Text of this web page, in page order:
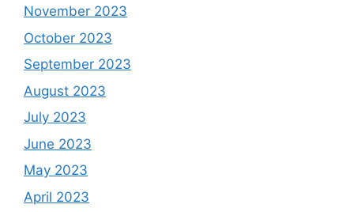
November 2023
October 2023
September 2023
August 2023
July 2023
June 2023
May 2023
April 2023